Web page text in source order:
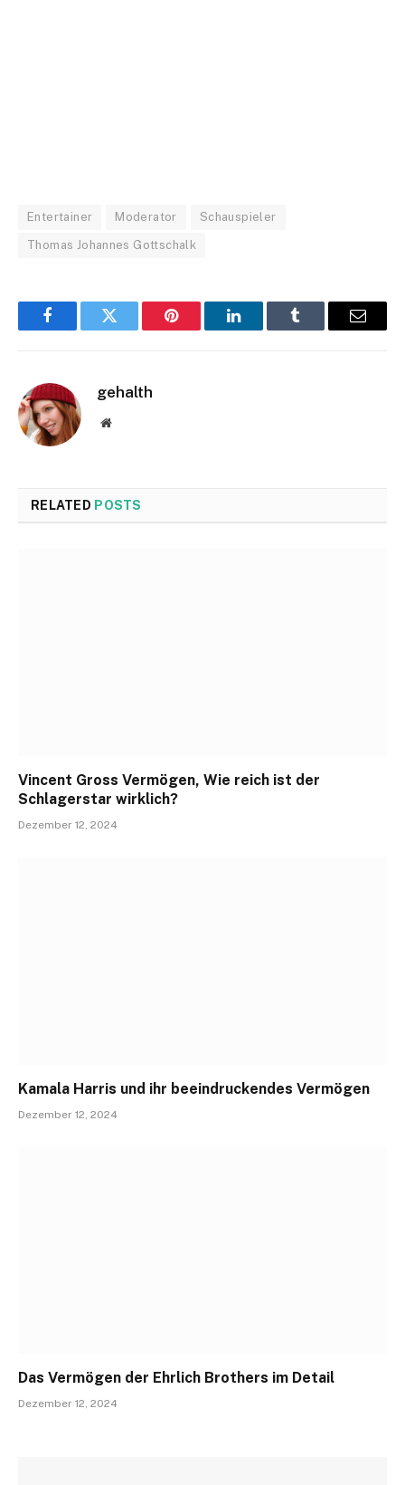
Entertainer Moderator Schauspieler
Thomas Johannes Gottschalk
FacebookTwitter Pinterest LinkedInTumblr Email
gehalth
Website
RELATED POSTS
Vincent Gross Vermögen, Wie reich ist der
Schlagerstar wirklich?
Dezember 12, 2024
Kamala Harris und ihr beeindruckendes Vermögen
Dezember 12, 2024
Das Vermögen der Ehrlich Brothers im Detail
Dezember 12, 2024